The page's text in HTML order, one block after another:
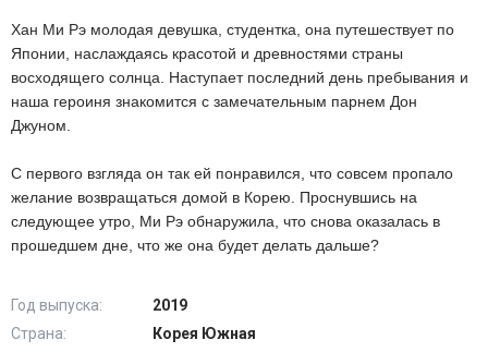
Хан Ми Рэ молодая девушка, студентка, она путешествует по
Японии, наслаждаясь красотой и древностями страны
восходящего солнца. Наступает последний день пребывания и
наша героиня знакомится с замечательным парнем Дон
Джуном.
С первого взгляда он так ей понравился, что совсем пропало
желание возвращаться домой в Корею. Проснувшись на
следующее утро, Ми Рэ обнаружила, что снова оказалась в
прошедшем дне, что же она будет делать дальше?
Год выпуска:
2019
Страна:
Корея Южная